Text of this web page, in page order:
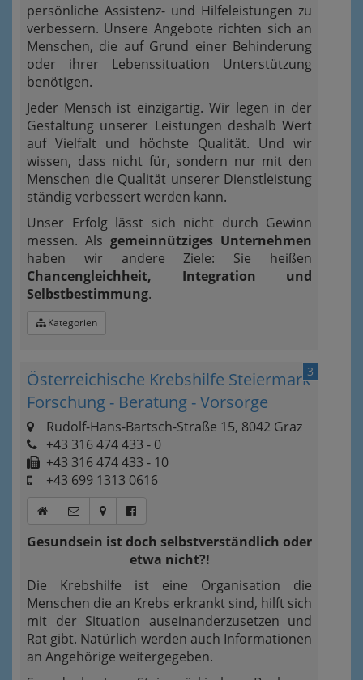
persönliche Assistenz- und Hilfeleistungen zu
verbessern. Unsere Angebote richten sich an
Menschen, die auf Grund einer Behinderung
oder ihrer Lebenssituation Unterstützung
benötigen.
Jeder Mensch ist einzigartig. Wir legen in der
Gestaltung unserer Leistungen deshalb Wert
auf Vielfalt und höchste Qualität. Und wir
wissen, dass nicht für, sondern nur mit den
Menschen die Qualität unserer Dienstleistung
ständig verbessert werden kann.
Unser Erfolg lässt sich nicht durch Gewinn
messen. Als gemeinnütziges Unternehmen
haben wir andere Ziele: Sie heißen
Chancengleichheit, Integration und
Selbstbestimmung.
Kategorien
3
Österreichische Krebshilfe Steiermark
Forschung - Beratung - Vorsorge
Rudolf-Hans-Bartsch-Straße 15, 8042 Graz
+43 316 474 433 - 0
+43 316 474 433 - 10
+43 699 1313 0616
Gesundsein ist doch selbstverständlich oder
etwa nicht?!
Die Krebshilfe ist eine Organisation die
Menschen die an Krebs erkrankt sind, hilft sich
mit der Situation auseinanderzusetzen und
Rat gibt. Natürlich werden auch Informationen
an Angehörige weitergegeben.